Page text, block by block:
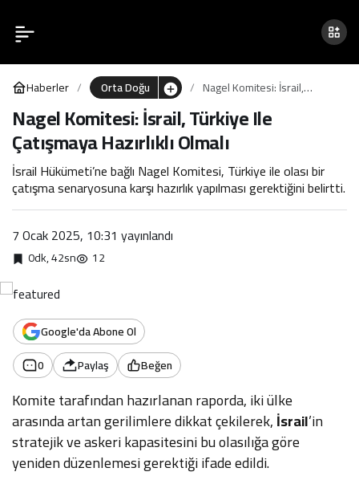
Haberler Orta Doğu
Nagel Komitesi: İsrail,
Türkiye Ile Çatışmaya
Hazırlıklı Olmalı
Nagel Komitesi: İsrail, Türkiye Ile
Çatışmaya Hazırlıklı Olmalı
İsrail Hükümeti’ne bağlı Nagel Komitesi, Türkiye ile olası bir
çatışma senaryosuna karşı hazırlık yapılması gerektiğini belirtti.
7 Ocak 2025, 10:31 yayınlandı
0dk, 42sn 12
Google'da Abone Ol
0
Paylaş Beğen
Komite tarafından hazırlanan raporda, iki ülke
arasında artan gerilimlere dikkat çekilerek,İsrail’in
stratejik ve askeri kapasitesini bu olasılığa göre
yeniden düzenlemesi gerektiği ifade edildi.
Nagel Komitesi: İsrail,
Türkiye Ile Çatışmaya
Hazırlıklı Olmalı
0